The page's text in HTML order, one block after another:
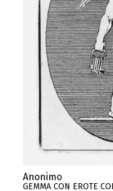
Anonimo
GEMMA CON EROTE